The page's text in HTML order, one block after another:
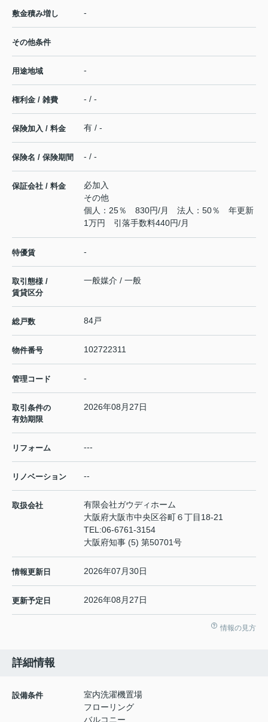
敷金積み増し -
その他条件
用途地域 -
権利金 / 雑費 - / -
保険加入 / 料金 有 / -
保険名 / 保険期間 - / -
保証会社 / 料金
必加入
その他
個人：25％ 830円/月 法人：50％ 年更新
1万円 引落手数料440円/月
特優賃 -
取引態様 /
賃貸区分
一般媒介 / 一般
総戸数 84戸
物件番号 102722311
管理コード -
取引条件の
有効期限
2026年08月27日
リフォーム ---
リノベーション --
取扱会社
有限会社ガウディホーム
大阪府大阪市中央区谷町６丁目18-21
TEL:06-6761-3154
大阪府知事 (5) 第50701号
情報更新日 2026年07月30日
更新予定日 2026年08月27日
情報の見方
詳細情報
設備条件
室内洗濯機置場
フローリング
バルコニー